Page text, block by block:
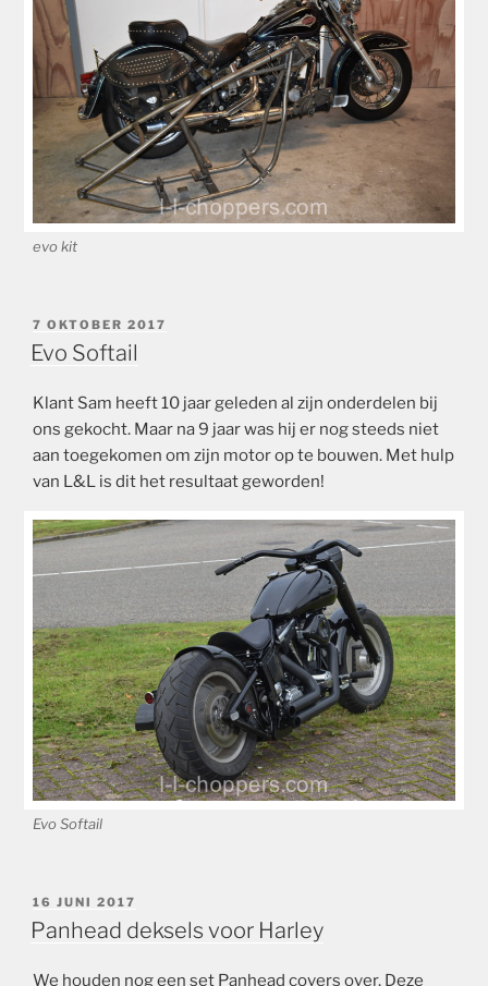
evo kit
GEPLAATST
OP
7 OKTOBER 2017
Evo Softail
Klant Sam heeft 10 jaar geleden al zijn onderdelen bij
ons gekocht. Maar na 9 jaar was hij er nog steeds niet
aan toegekomen om zijn motor op te bouwen. Met hulp
van L&L is dit het resultaat geworden!
Evo Softail
GEPLAATST
OP
16 JUNI 2017
Panhead deksels voor Harley
We houden nog een set Panhead covers over. Deze